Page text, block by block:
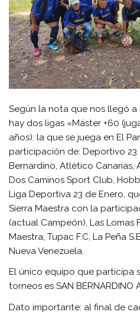
Según la nota que nos llegó
hay dos ligas «Máster +60
años): la que se juega en El
participación de: Deportivo 23
Bernardino, Atlético Canarias,
Dos Caminos Sport Club,
Liga Deportiva 23 de Enero,
Sierra Maestra con la
(actual Campeón), Las Lomas
Maestra, Tupac F.C, La Peña
Nueva Venezuela.
El único equipo que participa
torneos es SAN BERNARDINO
Dato importante: al final de